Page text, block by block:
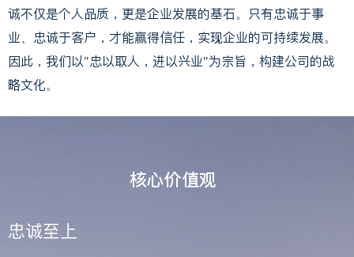
诚不仅是个人品质，更是企业发展的基石。只有忠诚于事
业、忠诚于客户，才能赢得信任，实现企业的可持续发展。
因此，我们以"忠以取人，进以兴业"为宗旨，构建公司的战
略文化。
核心价值观
忠诚至上